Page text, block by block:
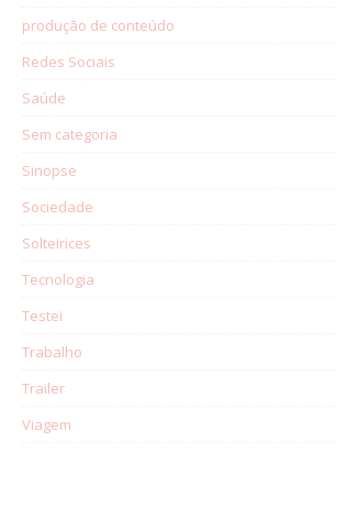
produção de conteúdo
Redes Sociais
Saúde
Sem categoria
Sinopse
Sociedade
Solteirices
Tecnologia
Testei
Trabalho
Trailer
Viagem